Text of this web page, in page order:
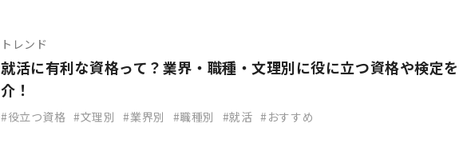
トレンド
就活に有利な資格って？業界・職種・文理別に役に立つ資格や検定
介！
役立つ資格 文理別 業界別 職種別 就活 おすすめ